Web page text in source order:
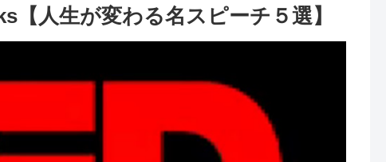
人生が変わる名スピーチ５選】